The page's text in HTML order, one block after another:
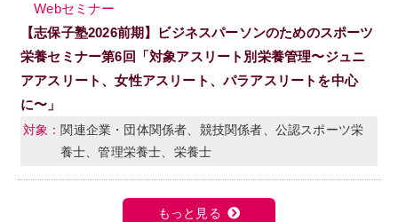
Webセミナー
【志保子塾2026前期】ビジネスパーソンのためのスポーツ
栄養セミナー第6回「対象アスリート別栄養管理〜ジュニ
アアスリート、女性アスリート、パラアスリートを中心
に〜」
関連企業・団体関係者、競技関係者、公認スポーツ栄
養士、管理栄養士、栄養士
もっと見る